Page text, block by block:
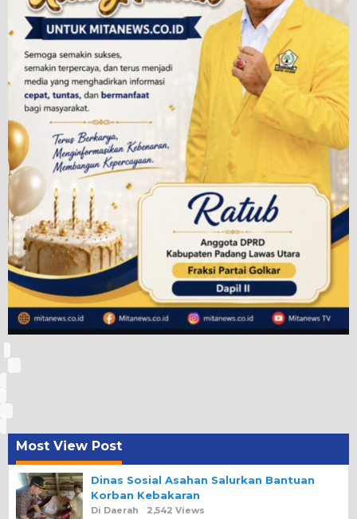
Most View Post
Dinas Sosial Asahan Salurkan Bantuan
Korban Kebakaran
Di Daerah 2,542 Views